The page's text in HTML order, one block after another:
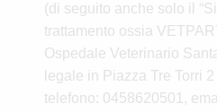
(di seguito anche solo il
trattamento ossia
Ospedale Veterinario
legale in Piazza Tre Torri
telefono: 0458620501,